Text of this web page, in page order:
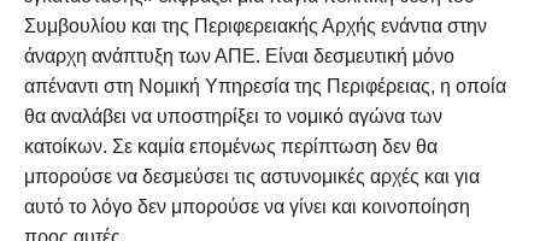
Συμβουλίου και της Περιφερειακής Αρχής ενάντια στην
άναρχη ανάπτυξη των ΑΠΕ. Είναι δεσμευτική μόνο
απέναντι στη Νομική Υπηρεσία της Περιφέρειας, η οποία
θα αναλάβει να υποστηρίξει το νομικό αγώνα των
κατοίκων. Σε καμία επομένως περίπτωση δεν θα
μπορούσε να δεσμεύσει τις αστυνομικές αρχές και για
αυτό το λόγο δεν μπορούσε να γίνει και κοινοποίηση
προς αυτές.